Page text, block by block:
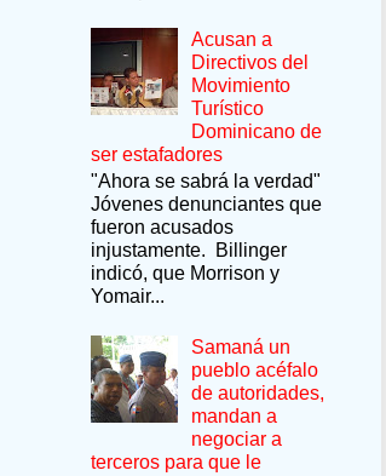
Acusan a
Directivos del
Movimiento
Turístico
Dominicano de
ser estafadores
"Ahora se sabrá la verdad"
Jóvenes denunciantes que
fueron acusados
injustamente. Billinger
indicó, que Morrison y
Yomair...
Samaná un
pueblo acéfalo
de autoridades,
mandan a
negociar a
terceros para que le